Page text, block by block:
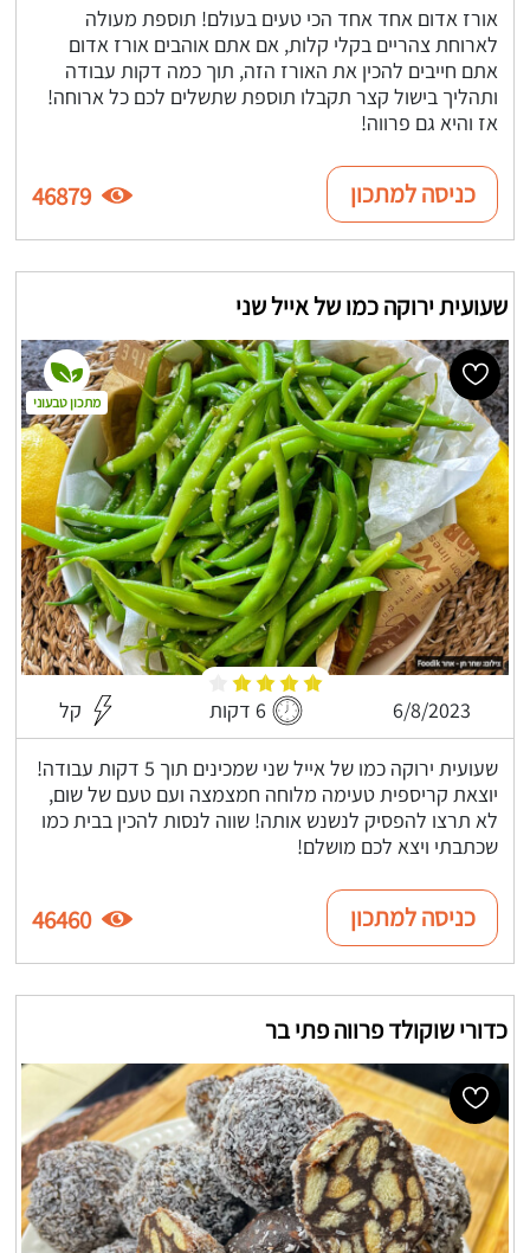
אורז אדום אחד אחד הכי טעים בעולם! תוספת מעולה
לארוחת צהריים בקלי קלות, אם אתם אוהבים אורז אדום
אתם חייבים להכין את האורז הזה, תוך כמה דקות עבודה
ותהליך בישול קצר תקבלו תוספת שתשלים לכם כל ארוחה!
אז והיא גם פרווה!
כניסה למתכון 46879
שעועית ירוקה כמו של אייל שני
6/8/2023 6 דקות קל
שעועית ירוקה כמו של אייל שני שמכינים תוך 5 דקות עבודה!
יוצאת קריספית טעימה מלוחה חמצמצה ועם טעם של שום,
לא תרצו להפסיק לנשנש אותה! שווה לנסות להכין בבית כמו
שכתבתי ויצא לכם מושלם!
מתכון טבעוני
כניסה למתכון 46460
כדורי שוקולד פרווה פתי בר